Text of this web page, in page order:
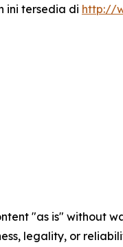
ini tersedia di http://
"as is" without
legality, or